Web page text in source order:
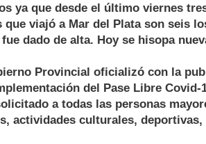
ya que desde el último viernes
viajó a Mar del Plata son seis
dado de alta. Hoy se hisopa
Provincial oficializó con la
del Pase Libre Covid-
a todas las personas
actividades culturales,